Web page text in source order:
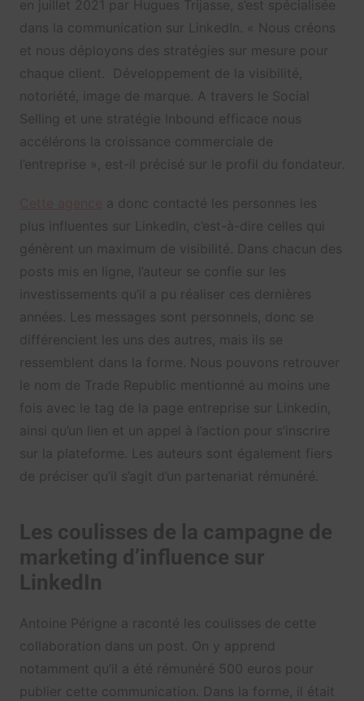
en juillet 2021 par Hugues Trijasse, s’est spécialisée
dans la communication sur LinkedIn. «
Nous créons
et nous déployons des stratégies sur mesure pour
chaque client. Développement de la visibilité,
notoriété, image de marque. A travers le Social
Selling et une stratégie Inbound efficace nous
accélérons la croissance commerciale de
l’entreprise », est-il précisé sur le profil du fondateur.
a donc contacté les personnes les
plus influentes sur LinkedIn, c’est-à-dire celles qui
génèrent un maximum de visibilité. Dans chacun des
posts mis en ligne, l’auteur se confie sur les
investissements qu’il a pu réaliser ces dernières
années. Les messages sont personnels, donc se
différencient les uns des autres, mais ils se
ressemblent dans la forme. Nous pouvons retrouver
le nom de Trade Republic mentionné au moins une
fois avec le tag de la page entreprise sur Linkedin,
ainsi qu’un lien et un appel à l’action pour s’inscrire
sur la plateforme. Les auteurs sont également fiers
de préciser qu’il s’agit d’un partenariat rémunéré.
Les coulisses de la campagne de
marketing d’influence sur
LinkedIn
Antoine Périgne a raconté les coulisses de cette
collaboration dans un post. On y apprend
notamment qu’il a été rémunéré 500 euros pour
publier cette communication. Dans la forme, il était